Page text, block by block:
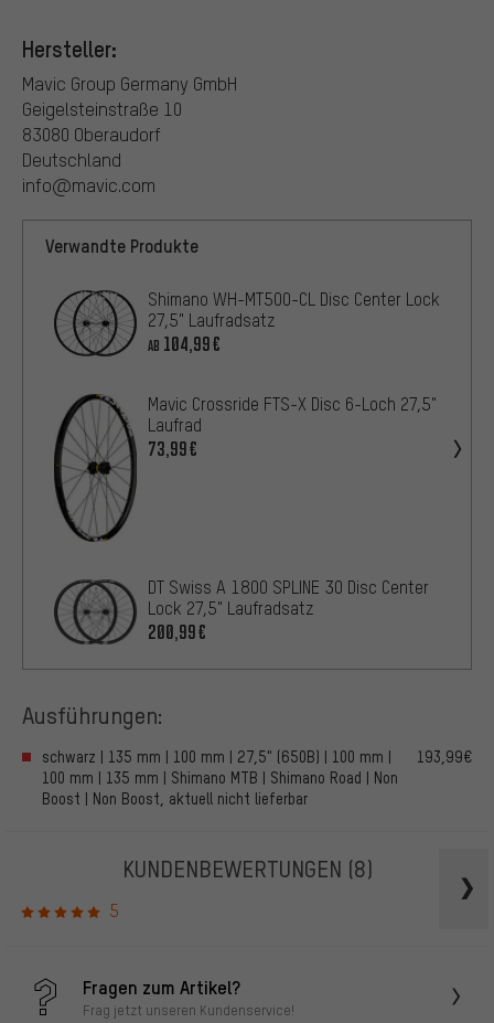
Hersteller:
Mavic Group Germany GmbH
Geigelsteinstraße 10
83080 Oberaudorf
Deutschland
info@mavic.com
Verwandte Produkte
Shimano WH-MT500-CL Disc Center Lock
27,5" Laufradsatz
AB 104,99€
Mavic Crossride FTS-X Disc 6-Loch 27,5"
Laufrad
73,99€
DT Swiss A 1800 SPLINE 30 Disc Center
Lock 27,5" Laufradsatz
200,99€
Ausführungen:
schwarz | 135 mm | 100 mm | 27,5" (650B) | 100 mm |
100 mm | 135 mm | Shimano MTB | Shimano Road | Non
Boost | Non Boost, aktuell nicht lieferbar
193,99€
KUNDENBEWERTUNGEN (8)
5
Fragen zum Artikel?
Frag jetzt unseren Kundenservice!